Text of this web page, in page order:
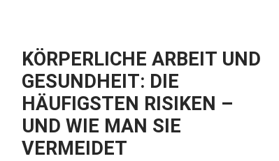
KÖRPERLICHE ARBEIT UND
GESUNDHEIT: DIE
HÄUFIGSTEN RISIKEN –
UND WIE MAN SIE
VERMEIDET